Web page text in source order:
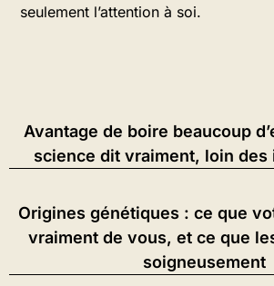
seulement l’attention à soi.
Avantage de boire beaucoup
science dit vraiment, loin des
Origines génétiques : ce que
vraiment de vous, et ce que
soigneusement